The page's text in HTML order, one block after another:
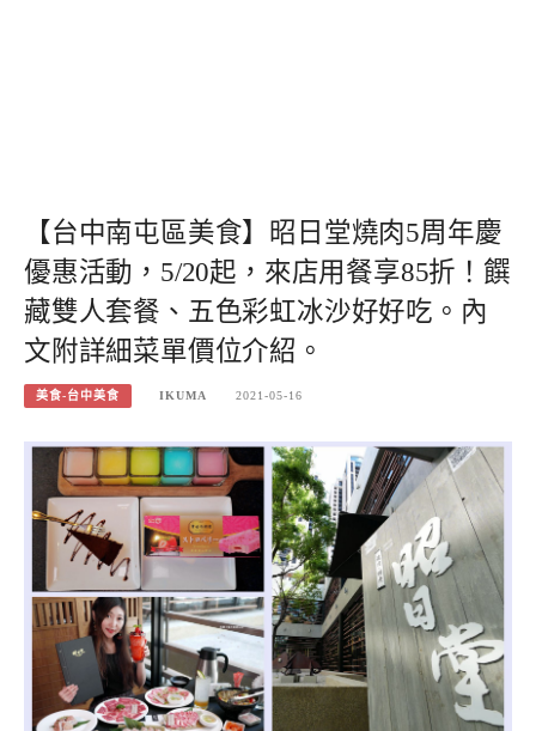
【台中南屯區美食】昭日堂燒肉5周年慶
優惠活動，5/20起，來店用餐享85折！饌
藏雙人套餐、五色彩虹冰沙好好吃。內
文附詳細菜單價位介紹。
美食-台中美食 IKUMA 2021-05-16